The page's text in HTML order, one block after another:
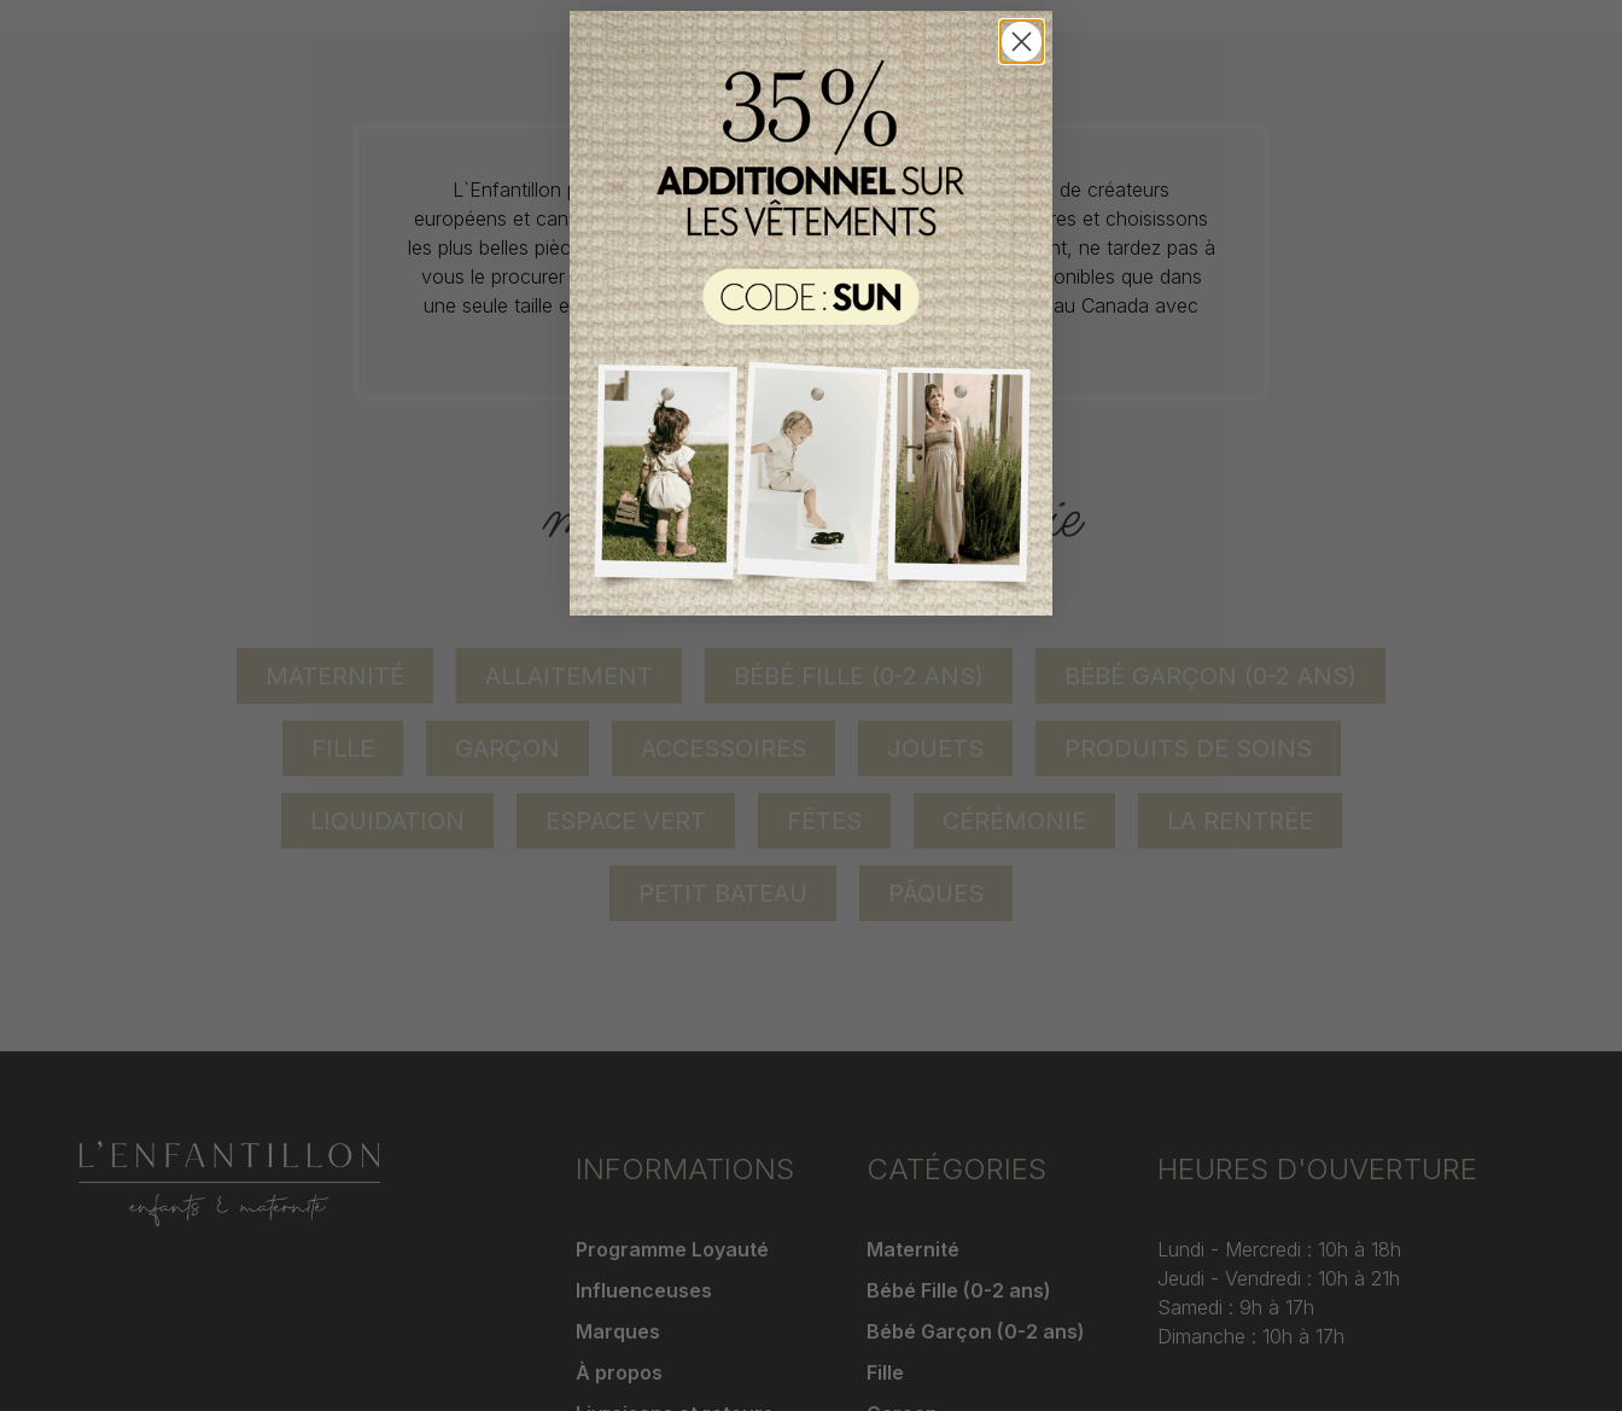
L`Enfantillon propose des collections pour de vêtements pour bébés de créateurs
européens et canadiens à prix imbattables. Nous dénichons les perles rares et choisissons
les plus belles pièces de saisons en saisons. Si un vêtement vous convient, ne tardez pas à
vous le procurer car la plupart du temps, les articles offerts ne sont disponibles que dans
une seule taille et en un seul exemplaire. Profitez de la livraison gratuite au Canada avec
tout achat de 100$ et plus avant taxes.
ACCÈS RAPIDE
magasinez par catégorie
MATERNITÉ ALLAITEMENT BÉBÉ FILLE (0-2 ANS) BÉBÉ GARÇON (0-2 ANS)
FILLE GARÇON ACCESSOIRES JOUETS PRODUITS DE SOINS
LIQUIDATION ESPACE VERT FÊTES CÉRÉMONIE LA RENTRÉE
PETIT BATEAU PÂQUES
INFORMATIONS
Programme Loyauté
Influenceuses
Marques
À propos
CATÉGORIES
Maternité
Bébé Fille (0-2 ans)
Bébé Garçon (0-2 ans)
Fille
HEURES D'OUVERTURE
Lundi - Mercredi : 10h à 18h
Jeudi - Vendredi : 10h à 21h
Samedi : 9h à 17h
Dimanche : 10h à 17h